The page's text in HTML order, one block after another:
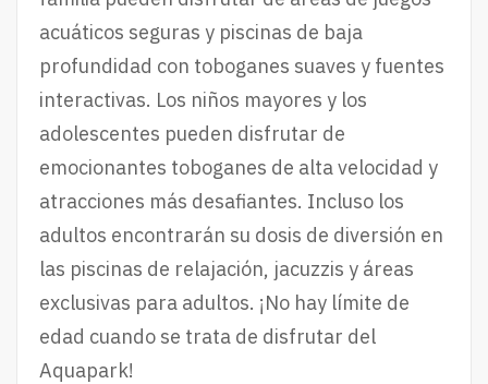
acuáticos seguras y piscinas de baja
profundidad con toboganes suaves y fuentes
interactivas. Los niños mayores y los
adolescentes pueden disfrutar de
emocionantes toboganes de alta velocidad y
atracciones más desafiantes. Incluso los
adultos encontrarán su dosis de diversión en
las piscinas de relajación, jacuzzis y áreas
exclusivas para adultos. ¡No hay límite de
edad cuando se trata de disfrutar del
Aquapark!